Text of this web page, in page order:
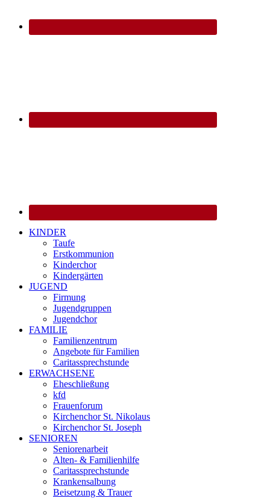
KINDER
Taufe
Erstkommunion
Kinderchor
Kindergärten
JUGEND
Firmung
Jugendgruppen
Jugendchor
FAMILIE
Familienzentrum
Angebote für Familien
Caritassprechstunde
ERWACHSENE
Eheschließung
kfd
Frauenforum
Kirchenchor St. Nikolaus
Kirchenchor St. Joseph
SENIOREN
Seniorenarbeit
Alten- & Familienhilfe
Caritassprechstunde
Krankensalbung
Beisetzung & Trauer